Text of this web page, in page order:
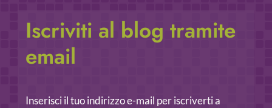
Iscriviti al blog tramite
email
Inserisci il tuo indirizzo e-mail per iscriverti a